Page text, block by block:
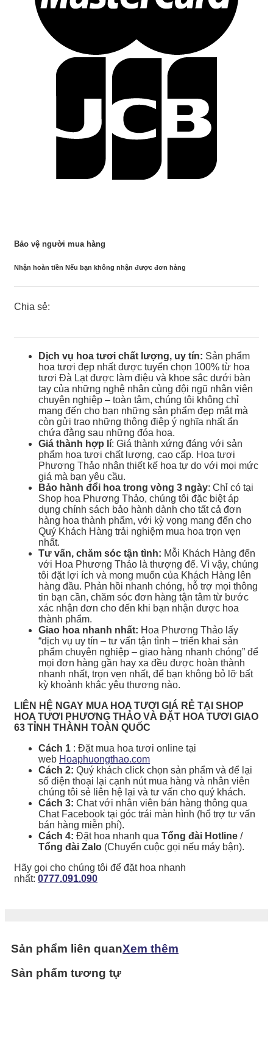
Bảo vệ người mua hàng
Nhận hoàn tiền Nếu bạn không nhận được đơn hàng
Chia sẻ:
Dịch vụ hoa tươi chất lượng, uy tín: Sản phẩm
hoa tươi đẹp nhất được tuyển chọn 100% từ hoa
tươi Đà Lạt được làm điệu và khoe sắc dưới bàn
tay của những nghệ nhân cùng đội ngũ nhân viên
chuyên nghiệp – toàn tâm, chúng tôi không chỉ
mang đến cho bạn những sản phẩm đẹp mắt mà
còn gửi trao những thông điệp ý nghĩa nhất ẩn
chứa đằng sau những đóa hoa.
Giá thành hợp lí: Giá thành xứng đáng với sản
phẩm hoa tươi chất lượng, cao cấp. Hoa tươi
Phương Thảo nhận thiết kế hoa tự do với mọi mức
giá mà bạn yêu cầu.
Bảo hành đổi hoa trong vòng 3 ngày: Chỉ có tại
Shop hoa Phương Thảo, chúng tôi đặc biệt áp
dụng chính sách bảo hành dành cho tất cả đơn
hàng hoa thành phẩm, với kỳ vọng mang đến cho
Quý Khách Hàng trải nghiệm mua hoa trọn vẹn
nhất.
Tư vấn, chăm sóc tận tình: Mỗi Khách Hàng đến
với Hoa Phương Thảo là thượng đế. Vì vậy, chúng
tôi đặt lợi ích và mong muốn của Khách Hàng lên
hàng đầu. Phản hồi nhanh chóng, hỗ trợ mọi thông
tin bạn cần, chăm sóc đơn hàng tận tâm từ bước
xác nhận đơn cho đến khi bạn nhận được hoa
thành phẩm.
Giao hoa nhanh nhất: Hoa Phương Thảo lấy
“dịch vụ uy tín – tư vấn tận tình – triển khai sản
phẩm chuyên nghiệp – giao hàng nhanh chóng” để
mọi đơn hàng gần hay xa đều được hoàn thành
nhanh nhất, trọn vẹn nhất, để bạn không bỏ lỡ bất
kỳ khoảnh khắc yêu thương nào.
LIÊN HỆ NGAY MUA HOA TƯƠI GIÁ RẺ TẠI SHOP
HOA TƯƠI PHƯƠNG THẢO VÀ ĐẶT HOA TƯƠI GIAO
63 TỈNH THÀNH TOÀN QUỐC
Cách 1 : Đặt mua hoa tươi online tại
web Hoaphuongthao.com
Cách 2: Quý khách click chọn sản phẩm và để lại
số điện thoại lại cạnh nút mua hàng và nhân viên
chúng tôi sẻ liên hệ lại và tư vấn cho quý khách.
Cách 3: Chat với nhân viên bán hàng thông qua
Chat Facebook tại góc trái màn hình (hổ trợ tư vấn
bán hàng miễn phí).
Cách 4: Đặt hoa nhanh qua Tổng đài Hotline /
Tổng đài Zalo (Chuyển cuộc gọi nếu máy bận).
Hãy gọi cho chúng tôi để đặt hoa nhanh
nhất: 0777.091.090
Sản phẩm liên quanXem thêm
Sản phẩm tương tự